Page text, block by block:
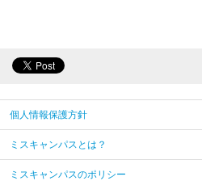
個人情報保護方針
ミスキャンパスとは？
ミスキャンパスのポリシー